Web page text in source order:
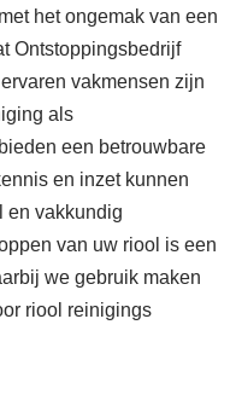
het ongemak van een
Ontstoppingsbedrijf
vakmensen zijn
als
een betrouwbare
en inzet kunnen
en vakkundig
van uw riool is een
we gebruik maken
riool reinigings